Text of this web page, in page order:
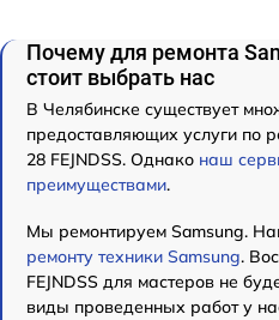
Почему для ремонта
стоит выбрать нас
В Челябинске существует
предоставляющих услуги по
28 FEJNDSS. Однако наш
преимуществами.
Мы ремонтируем Samsung.
ремонту техники Samsung.
FEJNDSS для мастеров не
виды проведенных работ у